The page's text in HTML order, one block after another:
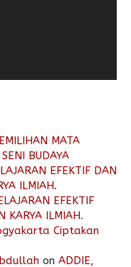
MATA
BUDAYA
EFEKTIF DAN
ILMIAH.
EFEKTIF
KARYA ILMIAH.
Ciptakan
on ADDIE,